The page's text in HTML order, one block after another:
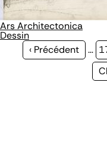
Ars Architectonica
Dessin
Page
‹ Précédent …